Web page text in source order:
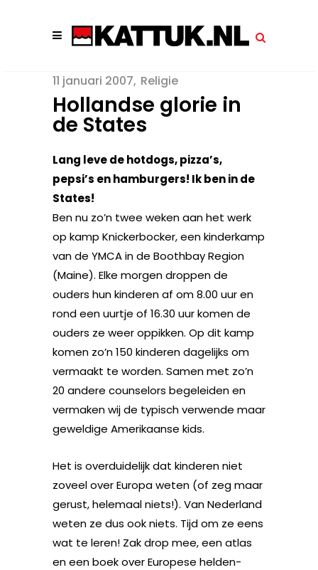
11 januari 2007 Religie
Hollandse glorie in
de States
Lang leve de hotdogs, pizza’s,
pepsi’s en hamburgers! Ik ben in de
States!
Ben nu zo’n twee weken aan het werk
op kamp Knickerbocker, een kinderkamp
van de YMCA in de Boothbay Region
(Maine). Elke morgen droppen de
ouders hun kinderen af om 8.00 uur en
rond een uurtje of 16.30 uur komen de
ouders ze weer oppikken. Op dit kamp
komen zo’n 150 kinderen dagelijks om
vermaakt te worden. Samen met zo’n
20 andere counselors begeleiden en
vermaken wij de typisch verwende maar
geweldige Amerikaanse kids.
Het is overduidelijk dat kinderen niet
zoveel over Europa weten (of zeg maar
gerust, helemaal niets!). Van Nederland
weten ze dus ook niets. Tijd om ze eens
wat te leren! Zak drop mee, een atlas
en een boek over Europese helden-